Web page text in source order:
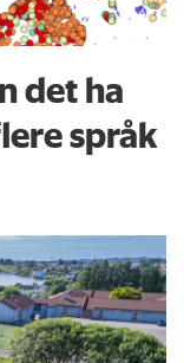
det ha
språk